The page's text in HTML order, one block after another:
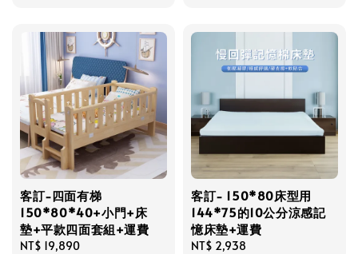
客訂-四面有梯
150*80*40+小門+床
墊+平款四面套組+運費
Regular
NT$ 19,890
客訂- 150*80床型用
144*75的10公分涼感記
憶床墊+運費
Regular
NT$ 2,938